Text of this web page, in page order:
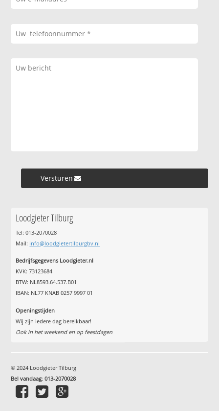
Versturen »
Loodgieter Tilburg
Tel: 013-2070028
Mail: info@loodgietertilburgbv.nl
Bedrijfsgegevens Loodgieter.nl
KVK: 73123684
BTW: NL8593.64.537.B01
IBAN: NL77 KNAB 0257 9997 01
Openingstijden
Wij zijn iedere dag bereikbaar!
Ook in het weekend en op feestdagen
© 2024 Loodgieter Tilburg
Bel vandaag:013-2070028